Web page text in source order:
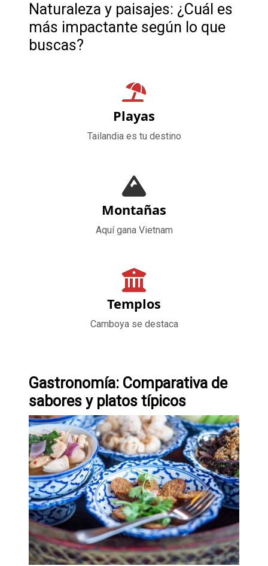
Naturaleza y paisajes: ¿Cuál es
más impactante según lo que
buscas?
Playas
Tailandia es tu destino
Montañas
Aquí gana Vietnam
Templos
Camboya se destaca
Gastronomía: Comparativa de
sabores y platos típicos